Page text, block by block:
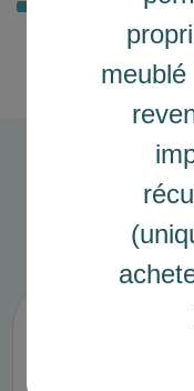
Achat
neuf